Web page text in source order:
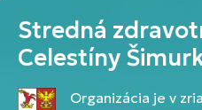
Stredná
Celestíny
Organizácia je v